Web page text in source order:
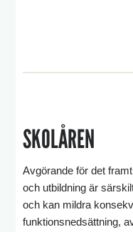
SKOLÅREN
Avgörande för det
och utbildning är
och kan mildra
funktionsnedsättning,